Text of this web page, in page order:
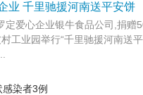
业 千里驰援河南送平安饼
定爱心企业银牛食品公司,捐赠
工业园举行“千里驰援河南送
染者3例